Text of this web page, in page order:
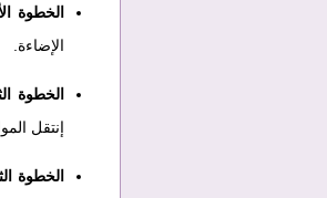
الخطوة
الإضاءة.
الخطوة
إنتقل
الخطوة